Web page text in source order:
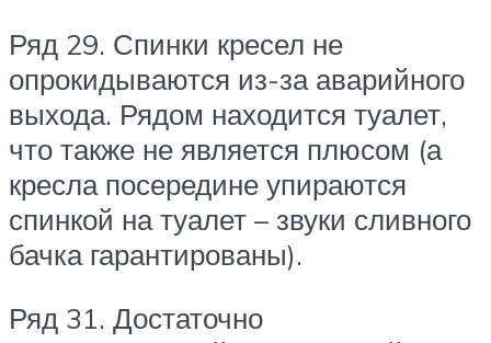
Ряд 29. Спинки кресел не
опрокидываются из-за аварийного
выхода. Рядом находится туалет,
что также не является плюсом (а
кресла посередине упираются
спинкой на туалет – звуки сливного
бачка гарантированы).
Ряд 31. Достаточно